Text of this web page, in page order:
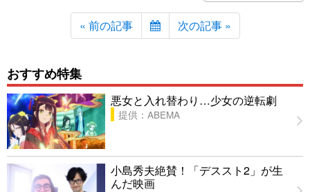
« 前の記事 次の記事 »
おすすめ特集
悪女と入れ替わり…少女の逆転劇
提供：ABEMA
小島秀夫絶賛！「デススト2」が生
んだ映画